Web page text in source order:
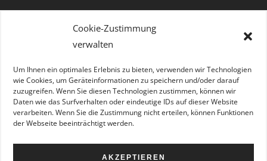
Cookie-Zustimmung
verwalten
Um Ihnen ein optimales Erlebnis zu bieten, verwenden wir Technologien
wie Cookies, um Geräteinformationen zu speichern und/oder darauf
zuzugreifen. Wenn Sie diesen Technologien zustimmen, können wir
Daten wie das Surfverhalten oder eindeutige IDs auf dieser Website
verarbeiten. Wenn Sie die Zustimmung nicht erteilen, können Funktionen
der Webseite beeinträchtigt werden.
AKZEPTIEREN
FOLGE UNS